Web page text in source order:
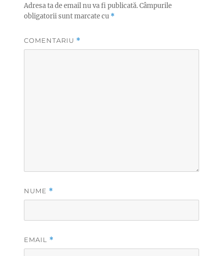
Adresa ta de email nu va fi publicată.Câmpurile
obligatorii sunt marcate cu *
COMENTARIU *
NUME *
EMAIL *